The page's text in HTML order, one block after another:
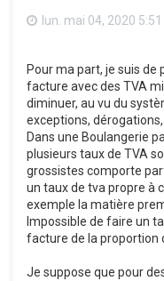
lun. mai 04, 2020
Pour ma part, je suis de
facture avec des TVA
diminuer, au vu du
exceptions,
Dans une Boulangerie
plusieurs taux de TVA
grossistes comporte
un taux de tva propre à
exemple la matière
Impossible de faire un
facture de la proportion
Je suppose que pour